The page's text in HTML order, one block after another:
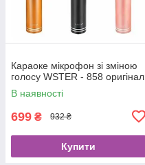
Караоке мікрофон зі зміною
голосу WSTER - 858 оригінал
В наявності
699 ₴ 932 ₴
Купити